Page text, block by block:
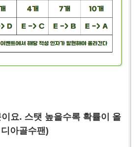
요. 스탯 높을수록 확률이 올
디아골수팬 )